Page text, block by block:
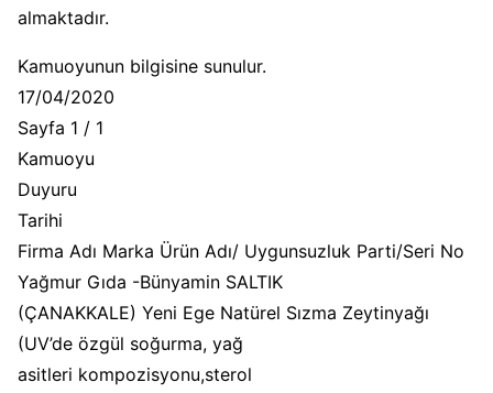
almaktadır.
Kamuoyunun bilgisine sunulur.
17/04/2020
Sayfa 1 / 1
Kamuoyu
Duyuru
Tarihi
Firma Adı Marka Ürün Adı/ Uygunsuzluk Parti/Seri No
Yağmur Gıda -Bünyamin SALTIK
(ÇANAKKALE) Yeni Ege Natürel Sızma Zeytinyağı
(UV’de özgül soğurma, yağ
asitleri kompozisyonu,sterol